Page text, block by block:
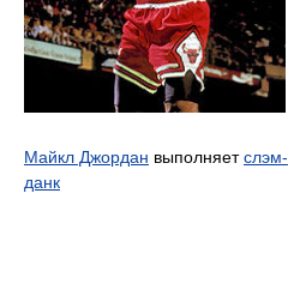
Майкл Джордан выполняетслэм-
данк